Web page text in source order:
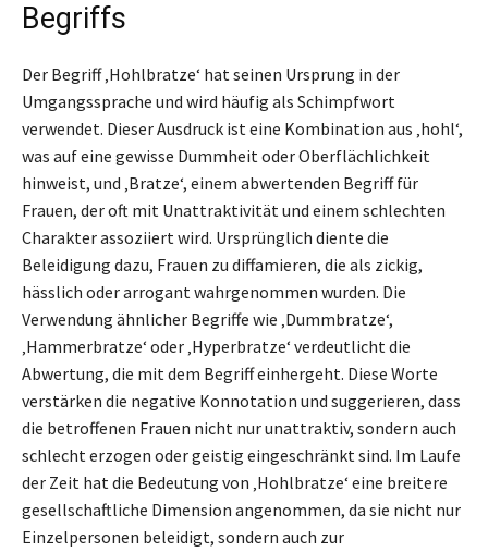
Begriffs
Der Begriff ‚Hohlbratze‘ hat seinen Ursprung in der
Umgangssprache und wird häufig als Schimpfwort
verwendet. Dieser Ausdruck ist eine Kombination aus ‚hohl‘,
was auf eine gewisse Dummheit oder Oberflächlichkeit
hinweist, und ‚Bratze‘, einem abwertenden Begriff für
Frauen, der oft mit Unattraktivität und einem schlechten
Charakter assoziiert wird. Ursprünglich diente die
Beleidigung dazu, Frauen zu diffamieren, die als zickig,
hässlich oder arrogant wahrgenommen wurden. Die
Verwendung ähnlicher Begriffe wie ‚Dummbratze‘,
‚Hammerbratze‘ oder ‚Hyperbratze‘ verdeutlicht die
Abwertung, die mit dem Begriff einhergeht. Diese Worte
verstärken die negative Konnotation und suggerieren, dass
die betroffenen Frauen nicht nur unattraktiv, sondern auch
schlecht erzogen oder geistig eingeschränkt sind. Im Laufe
der Zeit hat die Bedeutung von ‚Hohlbratze‘ eine breitere
gesellschaftliche Dimension angenommen, da sie nicht nur
Einzelpersonen beleidigt, sondern auch zur